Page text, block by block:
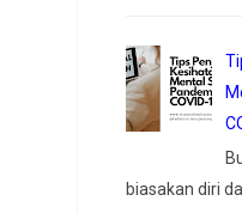
biasakan diri